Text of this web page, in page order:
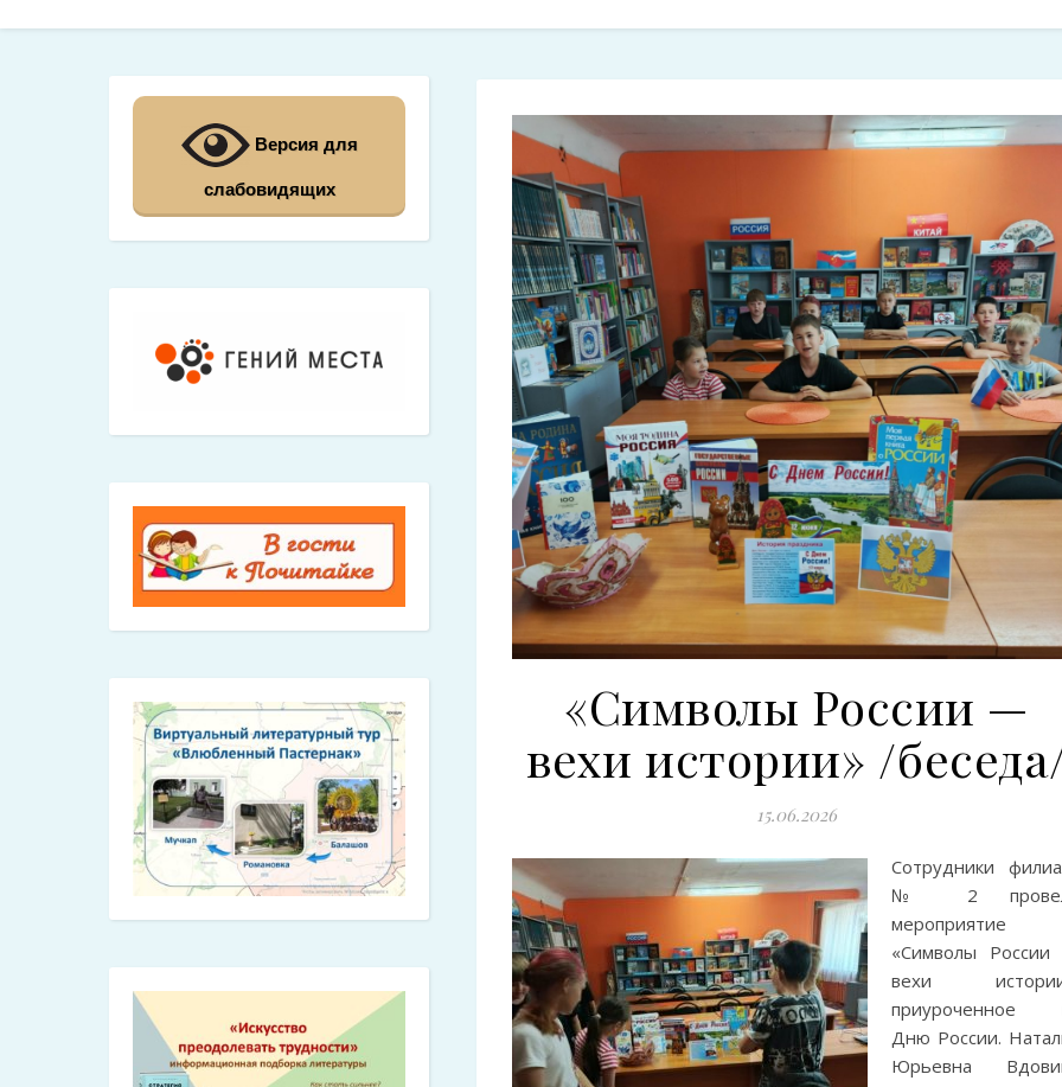
Версия для
слабовидящих
«Символы России —
вехи истории» /
15.06.2026
Сотрудники
№ 2
мероприятие
«Символы
вехи
приуроченное
Дню России.
Юрьевна